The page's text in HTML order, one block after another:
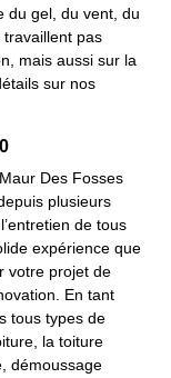
du gel, du vent, du
pas
mais aussi sur la
sur nos
Des Fosses
plusieurs
de tous
expérience que
votre projet de
En tant
tous types de
la toiture
démoussage